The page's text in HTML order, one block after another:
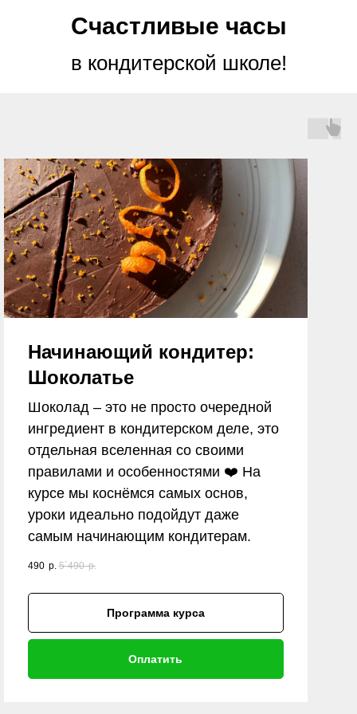
Счастливые часы
в кондитерской школе!
Начинающий кондитер:
Шоколатье
Шоколад – это не просто очередной
ингредиент в кондитерском деле, это
отдельная вселенная со своими
правилами и особенностями ❤️ На
курсе мы коснёмся самых основ,
уроки идеально подойдут даже
самым начинающим кондитерам.
490 р. 5`490 р.
Программа курса
Оплатить